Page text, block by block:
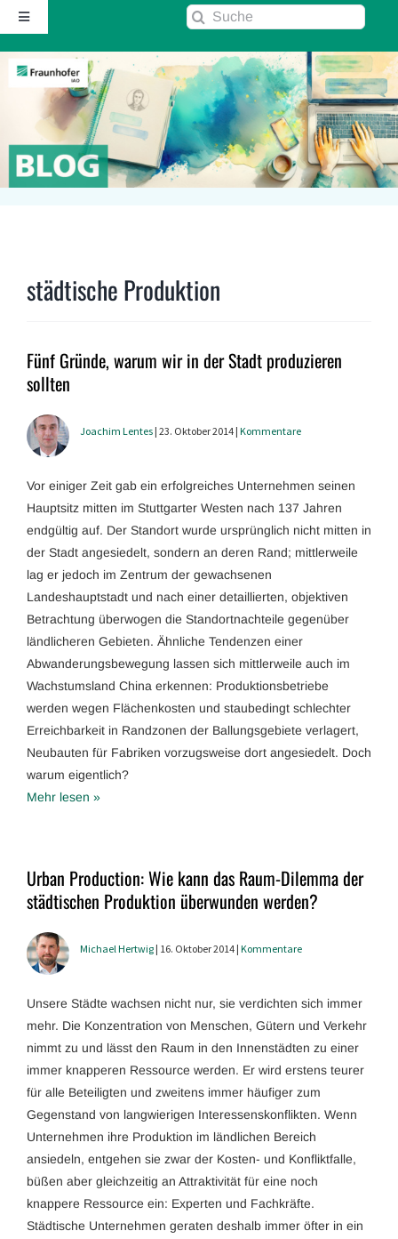
Zum
Inhalt
springen
Toggle
Navigation
Startseite
Über diesen Blog
Kontakt
RSS
Fraunhofer IAO ↗
Suche
städtische Produktion
Fünf Gründe, warum wir in der Stadt produzieren
sollten
Joachim Lentes | 23. Oktober 2014 | Kommentare
Vor einiger Zeit gab ein erfolgreiches Unternehmen seinen
Hauptsitz mitten im Stuttgarter Westen nach 137 Jahren
endgültig auf. Der Standort wurde ursprünglich nicht mitten in
der Stadt angesiedelt, sondern an deren Rand; mittlerweile
lag er jedoch im Zentrum der gewachsenen
Landeshauptstadt und nach einer detaillierten, objektiven
Betrachtung überwogen die Standortnachteile gegenüber
ländlicheren Gebieten. Ähnliche Tendenzen einer
Abwanderungsbewegung lassen sich mittlerweile auch im
Wachstumsland China erkennen: Produktionsbetriebe
werden wegen Flächenkosten und staubedingt schlechter
Erreichbarkeit in Randzonen der Ballungsgebiete verlagert,
Neubauten für Fabriken vorzugsweise dort angesiedelt. Doch
warum eigentlich?
Mehr lesen »
Urban Production: Wie kann das Raum-Dilemma der
städtischen Produktion überwunden werden?
Michael Hertwig | 16. Oktober 2014 | Kommentare
Unsere Städte wachsen nicht nur, sie verdichten sich immer
mehr. Die Konzentration von Menschen, Gütern und Verkehr
nimmt zu und lässt den Raum in den Innenstädten zu einer
immer knapperen Ressource werden. Er wird erstens teurer
für alle Beteiligten und zweitens immer häufiger zum
Gegenstand von langwierigen Interessenskonflikten. Wenn
Unternehmen ihre Produktion im ländlichen Bereich
ansiedeln, entgehen sie zwar der Kosten- und Konfliktfalle,
büßen aber gleichzeitig an Attraktivität für eine noch
knappere Ressource ein: Experten und Fachkräfte.
Städtische Unternehmen geraten deshalb immer öfter in ein